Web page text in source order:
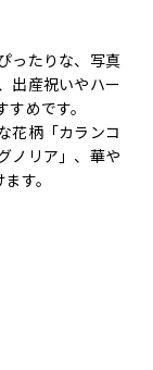
ったりな、写真
出産祝いやハー
めです。
花柄「カランコ
ノリア」、華や
す。